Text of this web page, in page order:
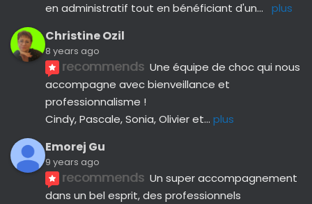
en administratif tout en bénéficiant d'un... plus
Christine Ozil
8 years ago
recommends Une équipe de choc qui nous
accompagne avec bienveillance et
professionnalisme !
Cindy, Pascale, Sonia, Olivier et... plus
Emorej Gu
9 years ago
recommends Un super accompagnement
dans un bel esprit, des professionnels